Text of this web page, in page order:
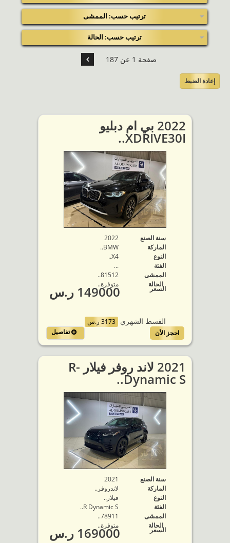
ترتيب حسب: الممشى
ترتيب حسب: الحالة
صفحة 1 عن 187
إعادة الضبط
2022 بي ام دبليو
XDRIVE30I..
سنة الصنع
2022
الماركة
BMW..
النوع
X4..
الفئة
...
الممشى
81512..
الحالة
متوفرة‬..
السعر 149000 ر.س
القسط الشهري 3173 ر.س
تفاصيل
احجز الأن
2021 لاند روفر فيلار R-
Dynamic S..
سنة الصنع
2021
الماركة
لاندروفر..
النوع
فيلار..
الفئة
R Dynamic S..
الممشى
78911..
الحالة
متوفرة‬..
السعر 169000 ر.س